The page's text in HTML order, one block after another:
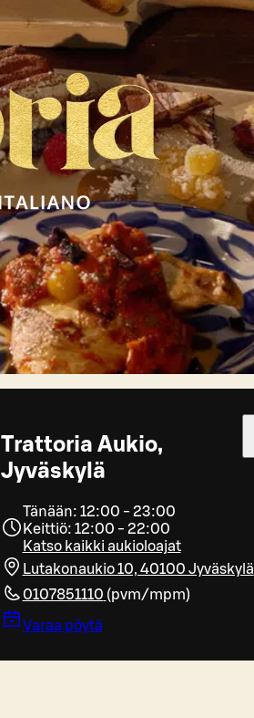
Trattoria Aukio,
Jyväskylä
Tänään: 12:00 - 23:00
Keittiö: 12:00 - 22:00
Katso kaikki aukioloajat
Lutakonaukio 10, 40100 Jyväskylä
0107851110 (pvm/mpm)
Varaa pöytä